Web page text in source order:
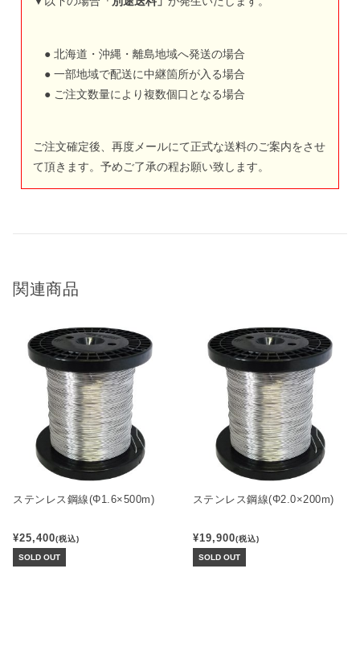
● 北海道・沖縄・離島地域へ発送の場合
● 一部地域で配送に中継箇所が入る場合
● ご注文数量により複数個口となる場合
ご注文確定後、再度メールにて正式な送料のご案内をさせ
て頂きます。予めご了承の程お願い致します。
関連商品
ステンレス鋼線(Φ1.6×500m)
¥25,400(税込)
SOLD OUT
ステンレス鋼線(Φ2.0×200m)
¥19,900(税込)
SOLD OUT